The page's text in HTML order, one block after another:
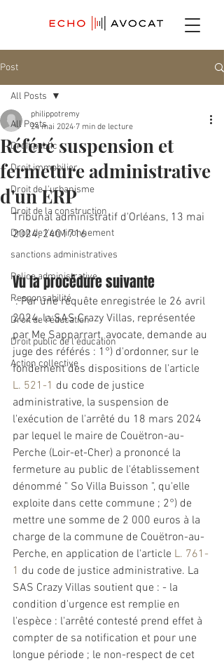
Post
All Posts
Droit public
Droit immobilier
Droit de l'urbanisme
Droit de la construction
Droit de l'environnement
sanctions administratives
Police administrative
Responsabilité
Droit de l'éducation
Droit public de l'éducation
Action collective
All Posts
Référé suspension et
fermeture administrative
d'un ERP
philippotremy
24 mai 2024 7 min de lecture
Tribunal administratif d'Orléans, 13 mai
2024, 2401716
Vu la procédure suivante
: Par une requête enregistrée le 26 avril
2024, la SAS Crazy Villas, représentée
par Me Sapparrart, avocate, demande au
juge des référés : 1°) d'ordonner, sur le
fondement des dispositions de l'article
L. 521-1 du code de justice
administrative, la suspension de
l'exécution de l'arrêté du 18 mars 2024
par lequel le maire de Couëtron-au-
Perche (Loir-et-Cher) a prononcé la
fermeture au public de l'établissement
dénommé " So Villa Buisson ", qu'elle
exploite dans cette commune ; 2°) de
mettre une somme de 2 000 euros à la
charge de la commune de Couëtron-au-
Perche, en application de l'article L. 761-
1 du code de justice administrative. La
SAS Crazy Villas soutient que : - la
condition d'urgence est remplie en
l'espèce : l'arrêté contesté prend effet à
compter de sa notification et pour une
longue période ; le non-respect de cet